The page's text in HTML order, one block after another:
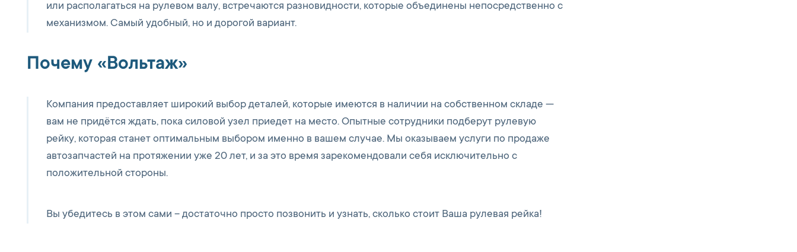
или располагаться на рулевом валу, встречаются разновидности, которые объединены непосредственно с
механизмом. Самый удобный, но и дорогой вариант.
Почему «Вольтаж»
Компания предоставляет широкий выбор деталей, которые имеются в наличии на собственном складе —
вам не придётся ждать, пока силовой узел приедет на место. Опытные сотрудники подберут рулевую
рейку, которая станет оптимальным выбором именно в вашем случае. Мы оказываем услуги по продаже
автозапчастей на протяжении уже 20 лет, и за это время зарекомендовали себя исключительно с
положительной стороны.
Вы убедитесь в этом сами – достаточно просто позвонить и узнать, сколько стоит Ваша рулевая рейка!